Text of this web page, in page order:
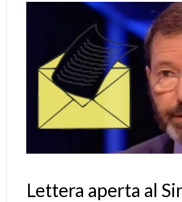
Lettera aperta al